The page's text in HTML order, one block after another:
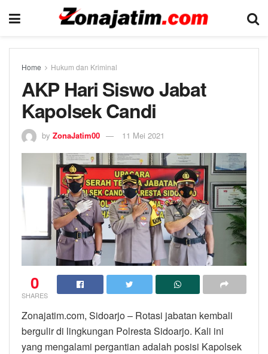
Home Hukum dan Kriminal
AKP Hari Siswo Jabat
Kapolsek Candi
by ZonaJatim00 11 Mei 2021
0
SHARES
Zonajatim.com, Sidoarjo – Rotasi jabatan kembali
bergulir di lingkungan Polresta Sidoarjo. Kali ini
yang mengalami pergantian adalah posisi Kapolsek